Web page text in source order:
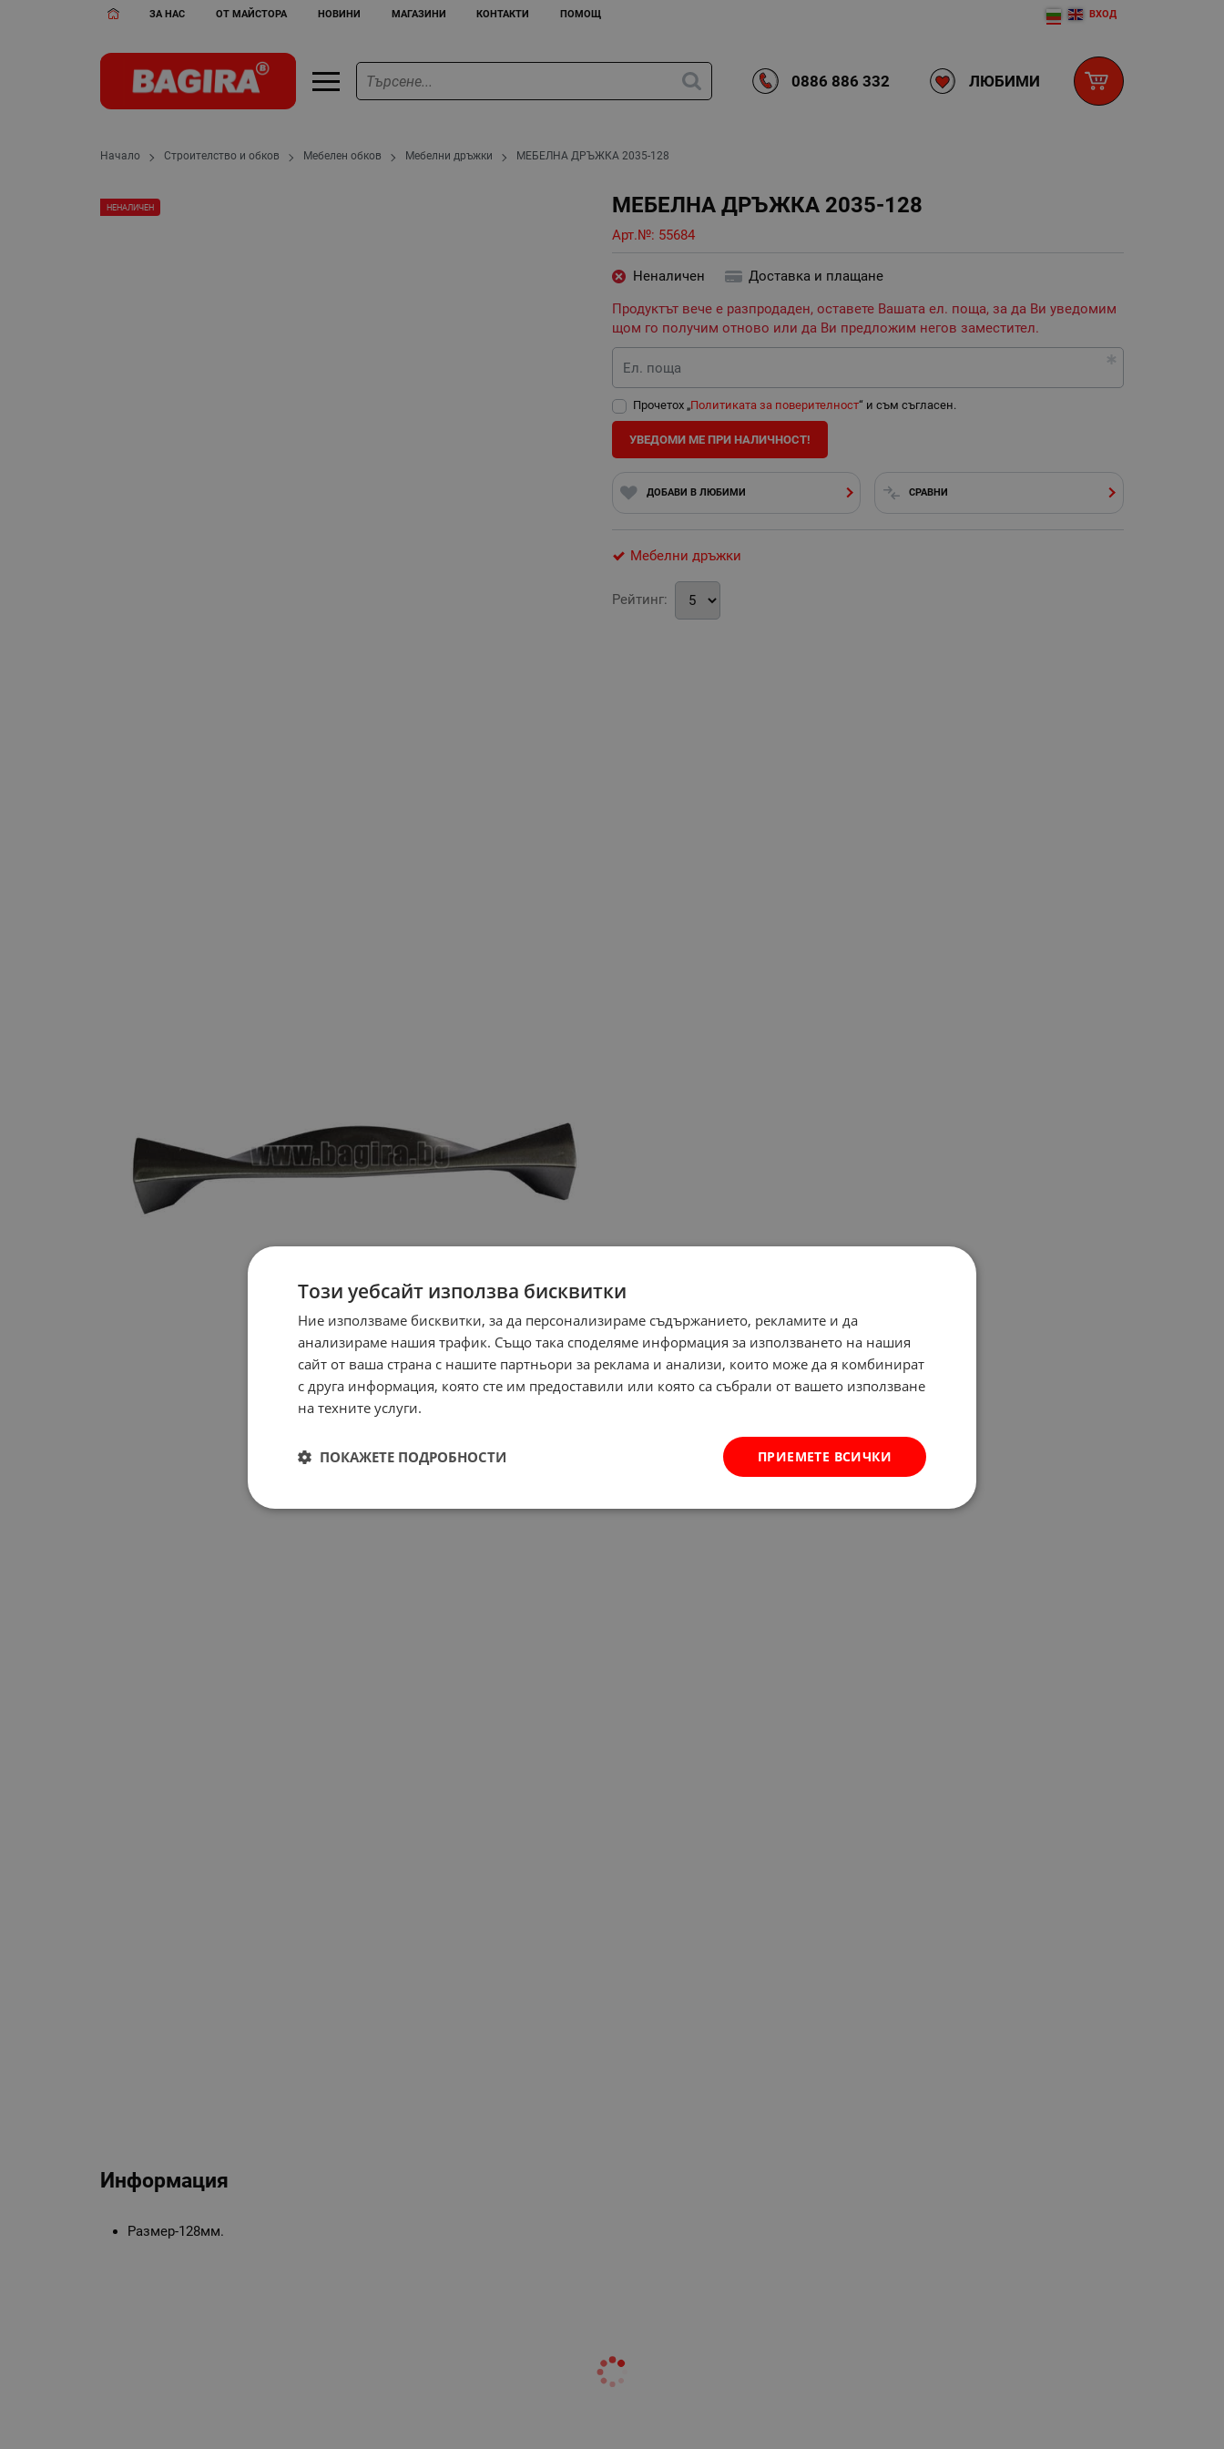
ЗА НАС ОТ МАЙСТОРА НОВИНИ МАГАЗИНИ КОНТАКТИ ПОМОЩ ВХОД
0886 886 332 ЛЮБИМИ
Начало Строителство и обков Мебелен обков Мебелни дръжки МЕБЕЛНА ДРЪЖКА 2035-128
МЕБЕЛНА ДРЪЖКА 2035-128
Арт.№: 55684
НЕНАЛИЧЕН
Неналичен
Доставка и плащане
Продуктът вече е разпродаден, оставете Вашата ел. поща, за да Ви уведомим
щом го получим отново или да Ви предложим негов заместител.
Ел. поща
Прочетох „Политиката за поверителност“ и съм съгласен.
УВЕДОМИ МЕ ПРИ НАЛИЧНОСТ!
ДОБАВИ В ЛЮБИМИ СРАВНИ
Мебелни дръжки
Рейтинг:
Информация
Размер-128мм.
Този уебсайт използва бисквитки
Ние използваме бисквитки, за да персонализираме съдържанието, рекламите и да
анализираме нашия трафик. Също така споделяме информация за използването на нашия
сайт от ваша страна с нашите партньори за реклама и анализи, които може да я комбинират
с друга информация, която сте им предоставили или която са събрали от вашето използване
на техните услуги.
ПРИЕМЕТЕ ВСИЧКИ
ПОКАЖЕТЕ ПОДРОБНОСТИ